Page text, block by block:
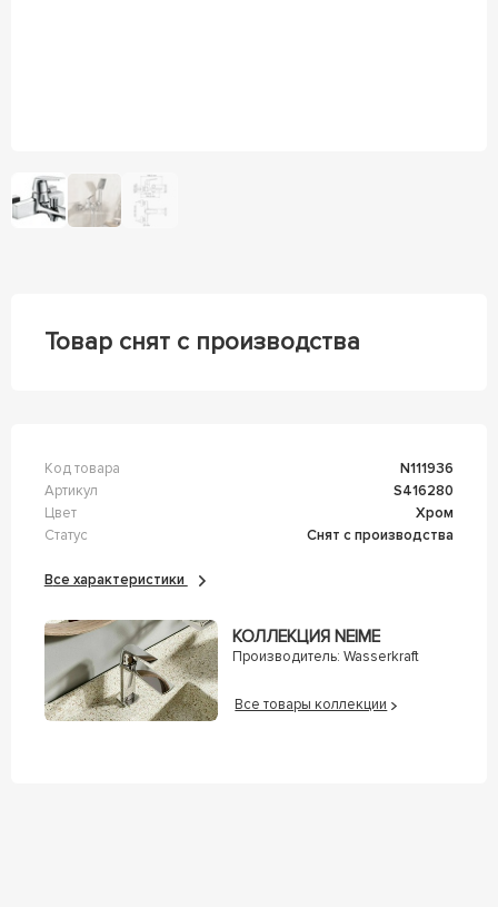
Товар снят с производства
Код товара
n111936
Артикул
s416280
Цвет
Хром
Статус
Снят с производства
Все характеристики
КОЛЛЕКЦИЯ NEIME
Производитель: Wasserkraft
Все товары коллекции